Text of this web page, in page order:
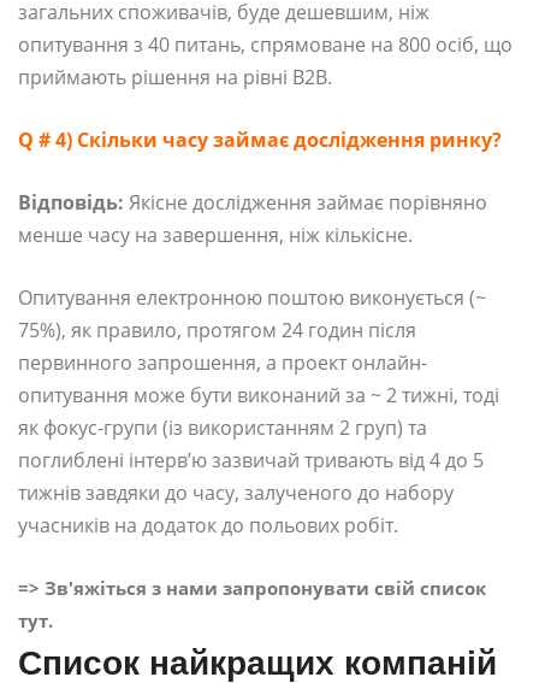
загальних споживачів, буде дешевшим, ніж
опитування з 40 питань, спрямоване на 800 осіб, що
приймають рішення на рівні B2B.
Q # 4) Скільки часу займає дослідження ринку?
Відповідь: Якісне дослідження займає порівняно
менше часу на завершення, ніж кількісне.
Опитування електронною поштою виконується (~
75%), як правило, протягом 24 годин після
первинного запрошення, а проект онлайн-
опитування може бути виконаний за ~ 2 тижні, тоді
як фокус-групи (із використанням 2 груп) та
поглиблені інтерв’ю зазвичай тривають від 4 до 5
тижнів завдяки до часу, залученого до набору
учасників на додаток до польових робіт.
=> Зв'яжіться з нами запропонувати свій список
тут.
Список найкращих компаній